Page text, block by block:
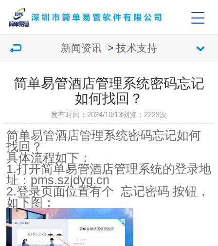
新闻资讯 > 技术支持
简单易管酒店管理系统密码忘记
如何找回？
发布时间：2024/10/13浏览： 2229次
简单易管酒店管理系统密码忘记如何
找回？
具体流程如下：
1.打开简单易管酒店管理系统的登录地
址：pms.szjdyg.cn
2.登录页面位置有个 忘记密码 按钮，
如下图：